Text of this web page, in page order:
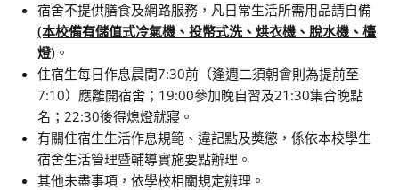
宿舍不提供膳食及網路服務，凡日常生活所需用品請自備
(本校備有儲值式冷氣機、投幣式洗、烘衣機、脫水機、檯
燈) 。
住宿生每日作息晨間7:30前（逢週二須朝會則為提前至
7:10）應離開宿舍；19:00參加晚自習及21:30集合晚點
名；22:30後得熄燈就寢。
有關住宿生生活作息規範、違記點及獎懲，係依本校學生
宿舍生活管理暨輔導實施要點辦理。
其他未盡事項，依學校相關規定辦理。